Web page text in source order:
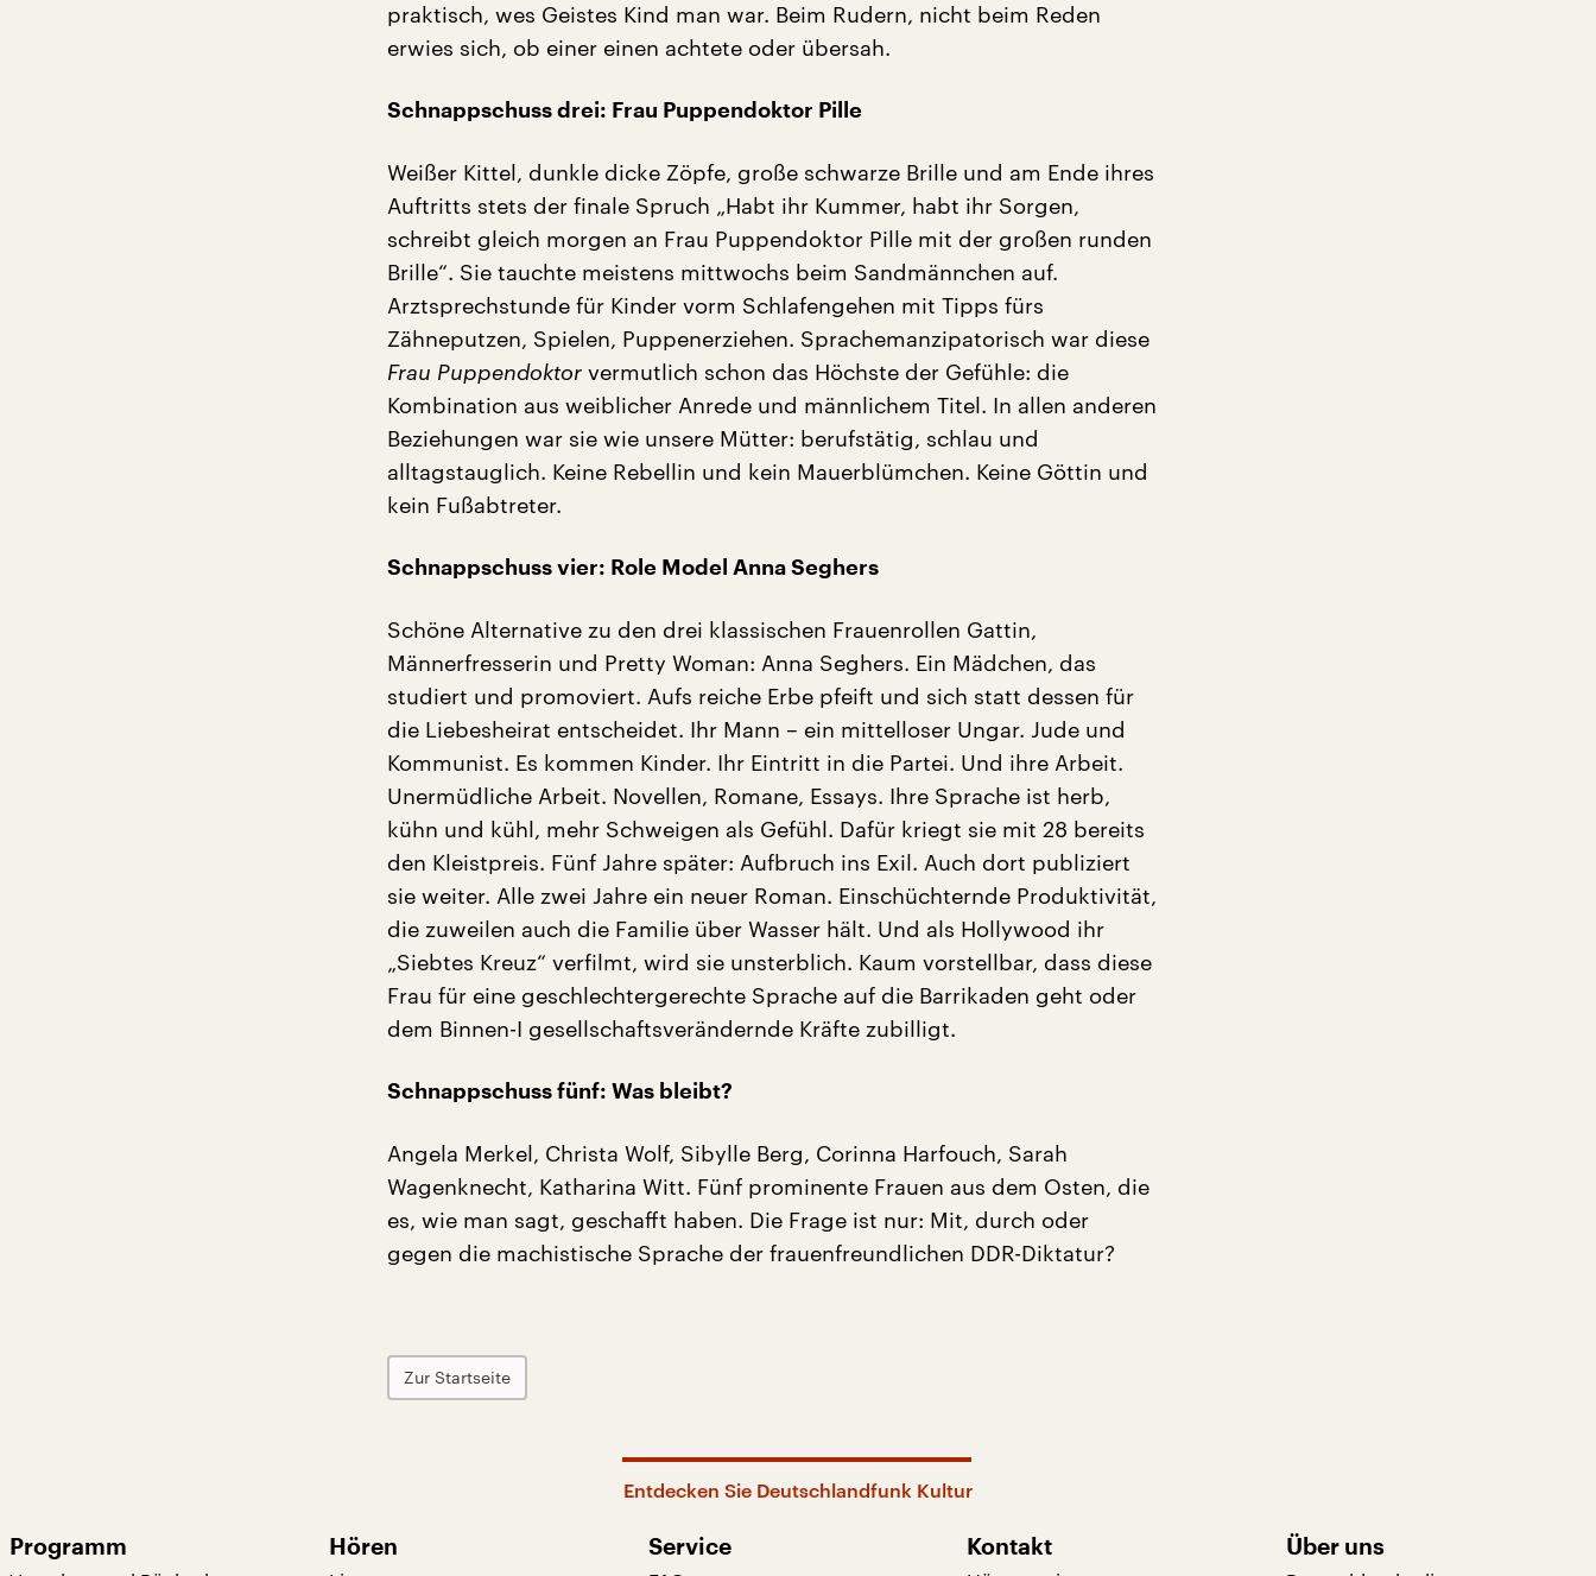
praktisch, wes Geistes Kind man war. Beim Rudern, nicht beim Reden
erwies sich, ob einer einen achtete oder übersah.
Schnappschuss drei: Frau Puppendoktor Pille
Weißer Kittel, dunkle dicke Zöpfe, große schwarze Brille und am Ende ihres
Auftritts stets der finale Spruch „Habt ihr Kummer, habt ihr Sorgen,
schreibt gleich morgen an Frau Puppendoktor Pille mit der großen runden
Brille“. Sie tauchte meistens mittwochs beim Sandmännchen auf.
Arztsprechstunde für Kinder vorm Schlafengehen mit Tipps fürs
Zähneputzen, Spielen, Puppenerziehen. Sprachemanzipatorisch war diese
Frau Puppendoktor vermutlich schon das Höchste der Gefühle: die
Kombination aus weiblicher Anrede und männlichem Titel. In allen anderen
Beziehungen war sie wie unsere Mütter: berufstätig, schlau und
alltagstauglich. Keine Rebellin und kein Mauerblümchen. Keine Göttin und
kein Fußabtreter.
Schnappschuss vier: Role Model Anna Seghers
Schöne Alternative zu den drei klassischen Frauenrollen Gattin,
Männerfresserin und Pretty Woman: Anna Seghers. Ein Mädchen, das
studiert und promoviert. Aufs reiche Erbe pfeift und sich statt dessen für
die Liebesheirat entscheidet. Ihr Mann – ein mittelloser Ungar. Jude und
Kommunist. Es kommen Kinder. Ihr Eintritt in die Partei. Und ihre Arbeit.
Unermüdliche Arbeit. Novellen, Romane, Essays. Ihre Sprache ist herb,
kühn und kühl, mehr Schweigen als Gefühl. Dafür kriegt sie mit 28 bereits
den Kleistpreis. Fünf Jahre später: Aufbruch ins Exil. Auch dort publiziert
sie weiter. Alle zwei Jahre ein neuer Roman. Einschüchternde Produktivität,
die zuweilen auch die Familie über Wasser hält. Und als Hollywood ihr
„Siebtes Kreuz“ verfilmt, wird sie unsterblich. Kaum vorstellbar, dass diese
Frau für eine geschlechtergerechte Sprache auf die Barrikaden geht oder
dem Binnen-I gesellschaftsverändernde Kräfte zubilligt.
Schnappschuss fünf: Was bleibt?
Angela Merkel, Christa Wolf, Sibylle Berg, Corinna Harfouch, Sarah
Wagenknecht, Katharina Witt. Fünf prominente Frauen aus dem Osten, die
es, wie man sagt, geschafft haben. Die Frage ist nur: Mit, durch oder
gegen die machistische Sprache der frauenfreundlichen DDR-Diktatur?
Zur Startseite
Entdecken Sie Deutschlandfunk Kultur
Programm Hören Service Kontakt Über uns